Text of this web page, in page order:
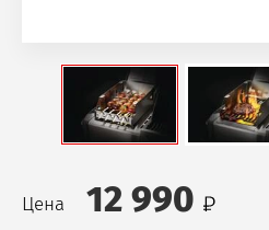
Цена 12 990